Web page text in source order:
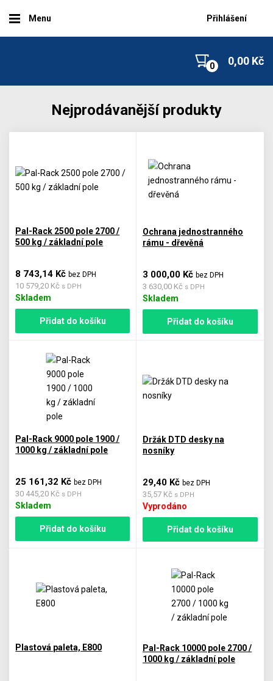
Menu Přihlášení
0,00 Kč
Nejprodávanější produkty
Pal-Rack 2500 pole 2700 /
500 kg / základní pole
8 743,14 Kčbez DPH
10 579,20 Kč s DPH
Skladem
Přidat do košíku
Ochrana jednostranného
rámu - dřevěná
3 000,00 Kč bez DPH
3 630,00 Kč s DPH
Skladem
Přidat do košíku
Pal-Rack 9000 pole 1900 /
1000 kg / základní pole
25 161,32 Kčbez DPH
30 445,20 Kč s DPH
Skladem
Přidat do košíku
Držák DTD desky na
nosníky
29,40 Kč bez DPH
35,57 Kč s DPH
Vyprodáno
Přidat do košíku
Plastová paleta, E800
Pal-Rack 10000 pole 2700 /
1000 kg / základní pole